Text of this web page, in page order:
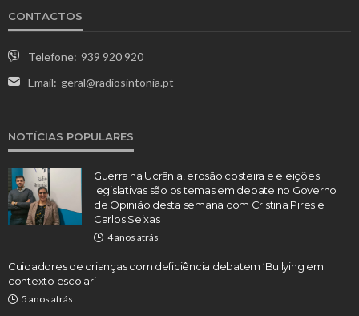
CONTACTOS
Telefone: 939 920 920
Email: geral@radiosintonia.pt
NOTÍCIAS POPULARES
Guerra na Ucrânia, erosão costeira e eleições
legislativas são os temas em debate no Governo
de Opinião desta semana com Cristina Pires e
Carlos Seixas
4 anos atrás
Cuidadores de crianças com deficiência debatem ‘Bullying em
contexto escolar’
5 anos atrás